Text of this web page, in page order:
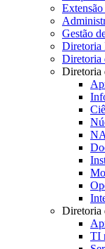
Gestão
Diretoria
Diretoria
Diretoria
Diretoria
TI